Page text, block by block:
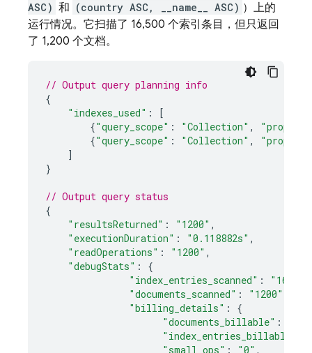
ASC) 和 (country ASC, __name__ ASC) ）上的
运行情况。它扫描了 16,500 个索引条目，但只返回
了 1,200 个文档。
// Output query planning info
{
"indexes_used" :
[
{"query_scope" : "Collection" ,
{"query_scope" : "Collection" ,
]
}
// Output query status
{
"resultsReturned" : "1200" ,
"executionDuration" : "0.118882s" ,
"readOperations" : "1200" ,
"debugStats" :
{
"index_entries_scanned" : "16500"
"documents_scanned" :
"1200"
"billing_details" :
{
"documents_billable" :
"index_entries_billable"
"small_ops" : "0" ,